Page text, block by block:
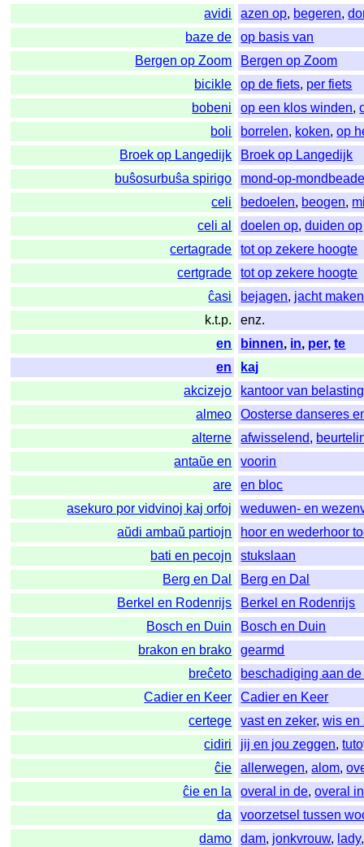
avidi
azen op, begeren,
baze de
op basis van
Bergen op Zoom
Bergen op Zoom
bicikle
op de fiets, per fiets
bobeni
op een klos winden,
boli
borrelen, koken,op
Broek op Langedijk
Broek op Langedijk
buŝosurbuŝa spirigo
mond-op-
celi
bedoelen, beogen,
celi al
doelen op,duiden op
certagrade
tot op zekere hoogte
certgrade
tot op zekere hoogte
ĉasi
bejagen, jacht
k.t.p.
enz.
en
binnen, in, per,te
en
kaj
akcizejo
kantoor van
almeo
Oosterse danseres
alterne
afwisselend,
antaŭe en
voorin
are
en bloc
asekuro por vidvinoj kaj orfoj
weduwen- en
aŭdi ambaŭ partiojn
hoor en wederhoor
bati en pecojn
stukslaan
Berg en Dal
Berg en Dal
Berkel en Rodenrijs
Berkel en Rodenrijs
Bosch en Duin
Bosch en Duin
brakon en brako
gearmd
breĉeto
beschadiging aan
Cadier en Keer
Cadier en Keer
certege
vast en zeker,wis en
cidiri
jij en jou zeggen,
ĉie
allerwegen,alom,
ĉie en la
overal in de,overal
da
voorzetsel tussen
damo
dam, jonkvrouw, lady